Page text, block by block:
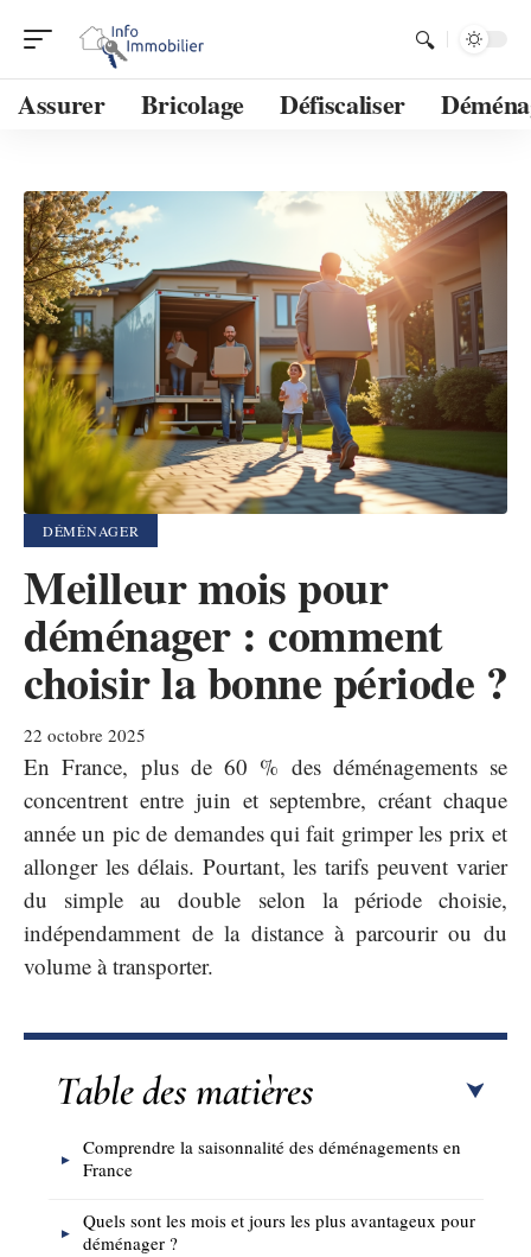
Assurer Bricolage Défiscaliser
DÉMÉNAGER
Meilleur mois pour
déménager : comment
choisir la bonne période ?
22 octobre 2025
En France, plus de 60 % des déménagements se
concentrent entre juin et septembre, créant chaque
année un pic de demandes qui fait grimper les prix et
allonger les délais. Pourtant, les tarifs peuvent varier
du simple au double selon la période choisie,
indépendamment de la distance à parcourir ou du
volume à transporter.
Table des matières
Comprendre la saisonnalité des déménagements en
France
Quels sont les mois et jours les plus avantageux pour
déménager ?